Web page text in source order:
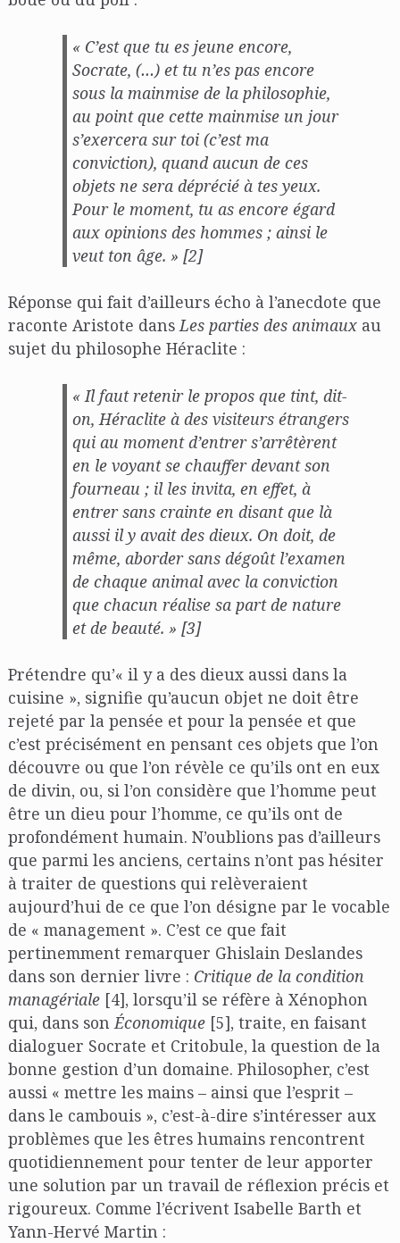
« C’est que tu es jeune encore,
Socrate, (…) et tu n’es pas encore
sous la mainmise de la philosophie,
au point que cette mainmise un jour
s’exercera sur toi (c’est ma
conviction), quand aucun de ces
objets ne sera déprécié à tes yeux.
Pour le moment, tu as encore égard
aux opinions des hommes ; ainsi le
veut ton âge. » [2]
Réponse qui fait d’ailleurs écho à l’anecdote que
raconte Aristote dansLes parties des animauxau
sujet du philosophe Héraclite :
« Il faut retenir le propos que tint, dit-
on, Héraclite à des visiteurs étrangers
qui au moment d’entrer s’arrêtèrent
en le voyant se chauffer devant son
fourneau ; il les invita, en effet, à
entrer sans crainte en disant que là
aussi il y avait des dieux. On doit, de
même, aborder sans dégoût l’examen
de chaque animal avec la conviction
que chacun réalise sa part de nature
et de beauté. » [3]
Prétendre qu’« il y a des dieux aussi dans la
cuisine », signifie qu’aucun objet ne doit être
rejeté par la pensée et pour la pensée et que
c’est précisément en pensant ces objets que l’on
découvre ou que l’on révèle ce qu’ils ont en eux
de divin, ou, si l’on considère que l’homme peut
être un dieu pour l’homme, ce qu’ils ont de
profondément humain. N’oublions pas d’ailleurs
que parmi les anciens, certains n’ont pas hésiter
à traiter de questions qui relèveraient
aujourd’hui de ce que l’on désigne par le vocable
de « management ». C’est ce que fait
pertinemment remarquer Ghislain Deslandes
dans son dernier livre : Critique de la condition
managériale [4], lorsqu’il se réfère à Xénophon
qui, dans sonÉconomique [5], traite, en faisant
dialoguer Socrate et Critobule, la question de la
bonne gestion d’un domaine. Philosopher, c’est
aussi « mettre les mains – ainsi que l’esprit –
dans le cambouis », c’est-à-dire s’intéresser aux
problèmes que les êtres humains rencontrent
quotidiennement pour tenter de leur apporter
une solution par un travail de réflexion précis et
rigoureux. Comme l’écrivent Isabelle Barth et
Yann-Hervé Martin :